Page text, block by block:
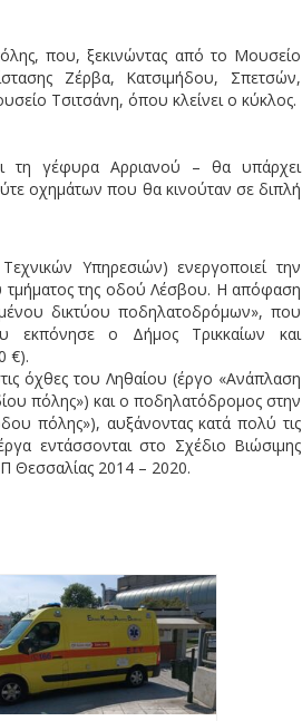
που, ξεκινώντας από το Μουσείο
Ζέρβα, Κατσιμήδου, Σπετσών,
Τσιτσάνη, όπου κλείνει ο κύκλος.
τη γέφυρα Αρριανού – θα υπάρχει
οχημάτων που θα κινούταν σε διπλή
Υπηρεσιών) ενεργοποιεί την
τμήματος της οδού Λέσβου. Η απόφαση
δικτύου ποδηλατοδρόμων», που
εκπόνησε ο Δήμος Τρικκαίων και
€).
όχθες του Ληθαίου (έργο «Ανάπλαση
πόλης») και ο ποδηλατόδρομος στην
πόλης»), αυξάνοντας κατά πολύ τις
εντάσσονται στο Σχέδιο Βιώσιμης
Θεσσαλίας 2014 – 2020.